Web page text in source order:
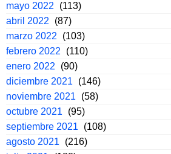
mayo 2022
(113)
abril 2022
(87)
marzo 2022
(103)
febrero 2022
(110)
enero 2022
(90)
diciembre 2021
(146)
noviembre 2021
(58)
octubre 2021
(95)
septiembre 2021
(108)
agosto 2021
(216)